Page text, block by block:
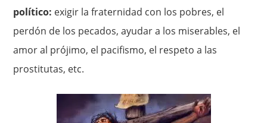
político: exigir la fraternidad con los pobres, el
perdón de los pecados, ayudar a los miserables, el
amor al prójimo, el pacifismo, el respeto a las
prostitutas, etc.